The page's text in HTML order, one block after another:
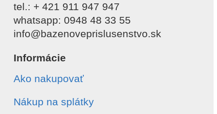
tel.: + 421 911 947 947
whatsapp: 0948 48 33 55
info@bazenoveprislusenstvo.sk
Informácie
Ako nakupovať
Nákup na splátky